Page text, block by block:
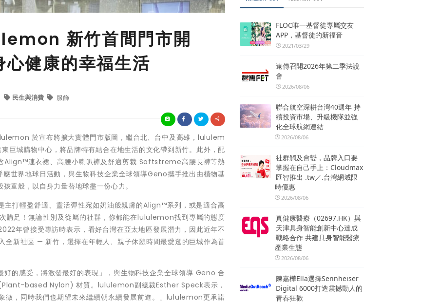
新竹首間門市開
健康的幸福生活
民生與消費 服飾
於宣布將擴大實體門市版圖，繼台北、台中及高雄，lululem
巨城購物中心，將品牌特有結合在地生活的文化帶到新竹。此外，配
Align™連衣裙、高腰小喇叭褲及舒適剪裁 Softstreme高腰長褲等熱
世界地球日活動，與生物科技企業全球領導Geno攜手推出由植物基
童般，以自身力量替地球盡一份心力。
主打輕盈舒適、靈活彈性宛如奶油般親膚的Align™系列，或是適合高
購足！無論性別及從屬的社群，你都能在lululemon找到專屬的態度
年曾接受專訪時表示，看好台灣在亞太地區發展潛力，因此近年不
全新社區 —新竹，選擇在年輕人、親子休憩時間最愛逛的巨城作為首
好的感受，將激發最好的表現」，與生物科技企業全球領導 Geno合
based Nylon)材質。 lululemon副總裁Esther Speck表示，
，同時我們也期望未來繼續朝永續發展前進。」 lululemon更承諾
FLOC唯一基督徒專屬交友
APP，基督徒的新福音
2021/03/29
遠傳召開2026年第二季法說
會
2026/08/06
聯合航空深耕台灣40週年 持
續投資市場、升級機隊並強
化全球航網連結
2026/08/06
社群觸及會變，品牌入口要
掌握在自己手上：Cloudmax
匯智推出 .tw／.台灣網域限
時優惠
2026/08/06
真健康醫療（02697.HK）與
天津具身智能創新中心達成
戰略合作 共建具身智能醫療
產業生態
2026/08/06
陳嘉樺Ella選擇Sennheiser
Digital 6000打造震撼動人的
青春狂歡